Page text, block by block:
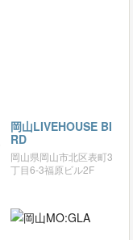
岡山LIVEHOUSE BI
RD
岡山県岡山市北区表町3
丁目6-3福原ビル2F